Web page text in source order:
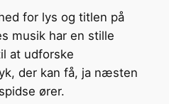
for lys og titlen på
musik har en stille
at udforske
der kan få, ja næsten
ører.